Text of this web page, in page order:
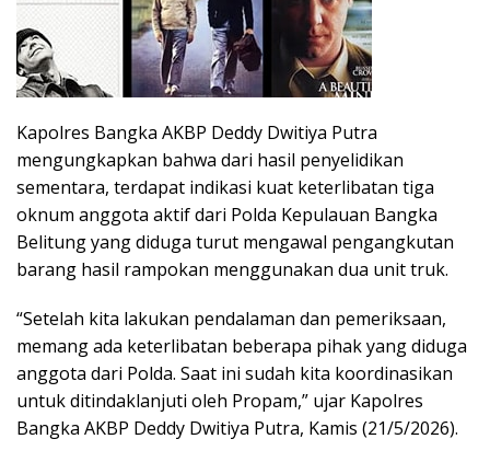
Kapolres Bangka AKBP Deddy Dwitiya Putra
mengungkapkan bahwa dari hasil penyelidikan
sementara, terdapat indikasi kuat keterlibatan tiga
oknum anggota aktif dari Polda Kepulauan Bangka
Belitung yang diduga turut mengawal pengangkutan
barang hasil rampokan menggunakan dua unit truk.
“Setelah kita lakukan pendalaman dan pemeriksaan,
memang ada keterlibatan beberapa pihak yang diduga
anggota dari Polda. Saat ini sudah kita koordinasikan
untuk ditindaklanjuti oleh Propam,” ujar Kapolres
Bangka AKBP Deddy Dwitiya Putra, Kamis (21/5/2026).